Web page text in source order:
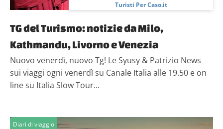
Turisti Per Caso.it
TG del Turismo: notizie da Milo,
Kathmandu, Livorno e Venezia
Nuovo venerdì, nuovo Tg! Le Syusy & Patrizio News
sui viaggi ogni venerdì su Canale Italia alle 19.50 e on
line su Italia Slow Tour...
Diari di viaggio